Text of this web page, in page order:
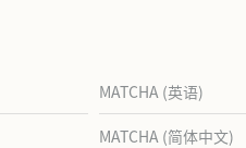
MATCHA (英语)
MATCHA (简体中文)